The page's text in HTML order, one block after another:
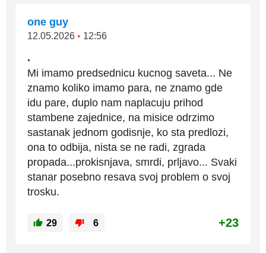
one guy
12.05.2026 • 12:56
.
Mi imamo predsednicu kucnog saveta... Ne
znamo koliko imamo para, ne znamo gde
idu pare, duplo nam naplacuju prihod
stambene zajednice, na misice odrzimo
sastanak jednom godisnje, ko sta predlozi,
ona to odbija, nista se ne radi, zgrada
propada...prokisnjava, smrdi, prljavo... Svaki
stanar posebno resava svoj problem o svoj
trosku.
29 6 +23